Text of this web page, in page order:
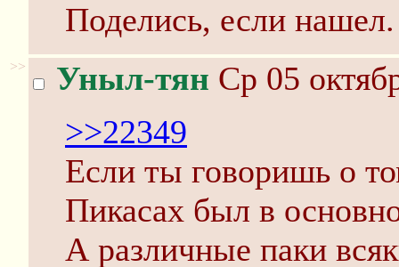
Поделись, если нашел.
>> Уныл-тян Ср 05
>>22349
Если ты говоришь о
Пикасах был в
А различные паки